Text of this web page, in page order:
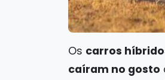
Os carros
caíram no gosto